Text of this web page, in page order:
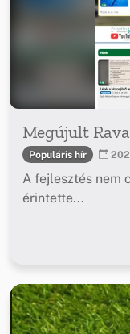
Megújult
Populáris hír
A fejlesztés nem
érintette...